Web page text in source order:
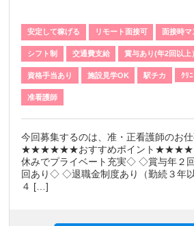
安定して稼げる リモート面接可 面接時マ
シフト制 交通費支給 賞与あり(年2回以上
資格手当あり 施設見学OK 駅チカ ｸﾘ
准看護師
今回募集するのは、准・正看護師のお仕
★★★★★★おすすめポイント
休みでプライベート充実◇ ◇賞与年２
回あり◇ ◇退職金制度あり（勤続３年
４ […]